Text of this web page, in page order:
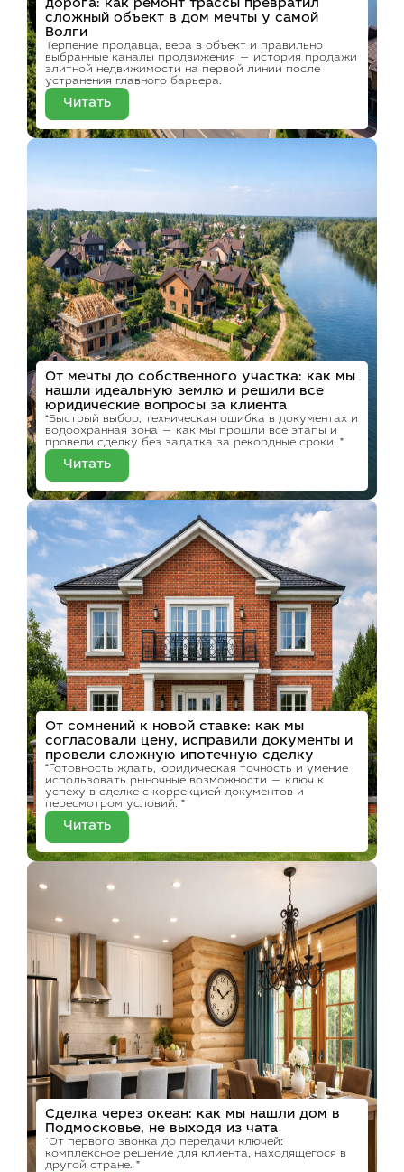
дорога: как ремонт трассы превратил
сложный объект в дом мечты у самой
Волги
Терпение продавца, вера в объект и правильно
выбранные каналы продвижения — история продажи
элитной недвижимости на первой линии после
устранения главного барьера.
Читать
От мечты до собственного участка: как мы
нашли идеальную землю и решили все
юридические вопросы за клиента
“Быстрый выбор, техническая ошибка в документах и
водоохранная зона — как мы прошли все этапы и
провели сделку без задатка за рекордные сроки. ”
Читать
От сомнений к новой ставке: как мы
согласовали цену, исправили документы и
провели сложную ипотечную сделку
“Готовность ждать, юридическая точность и умение
использовать рыночные возможности — ключ к
успеху в сделке с коррекцией документов и
пересмотром условий. ”
Читать
Сделка через океан: как мы нашли дом в
Подмосковье, не выходя из чата
“От первого звонка до передачи ключей:
комплексное решение для клиента, находящегося в
другой стране. ”